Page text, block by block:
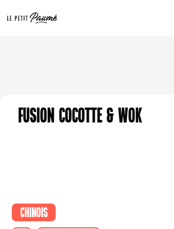
Fusion Cocotte & Wok
Chinois